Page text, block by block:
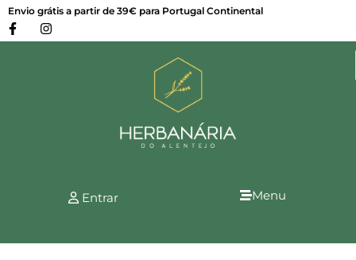
Envio grátis a partir de 39€ para Portugal Continental
Entrar Menu